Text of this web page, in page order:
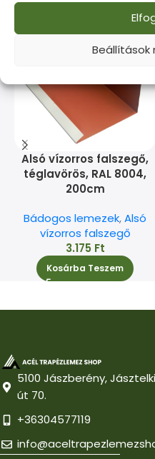
Alsó vízorros falszegő,
téglavörös, RAL 8004,
200cm
Bádogos lemezek,Alsó
vízorros falszegő
3.175 Ft
Kosárba Teszem
5100 Jászberény, Jásztelki
út 70.
+36304577119